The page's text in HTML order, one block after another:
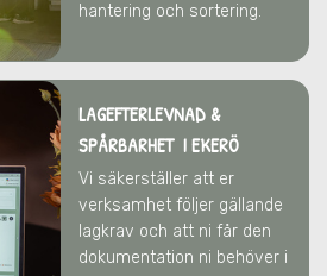
hantering och sortering.
LAGEFTERLEVNAD &
SPÅRBARHET I EKERÖ
Vi säkerställer att er
verksamhet följer gällande
lagkrav och att ni får den
dokumentation ni behöver i